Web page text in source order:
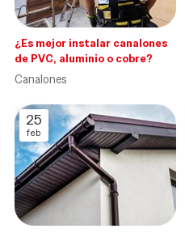
¿Es mejor instalar canalones
de PVC, aluminio o cobre?
Canalones
25
feb